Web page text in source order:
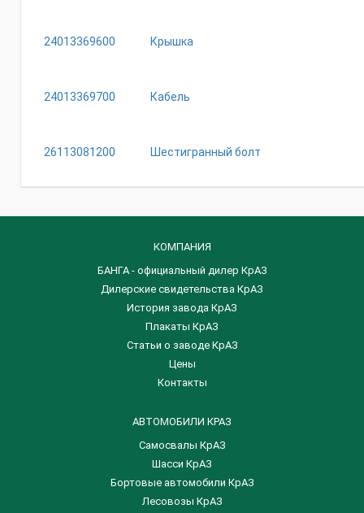
24013369600 Крышка
24013369700 Кабель
26113081200 Шестигранный болт
КОМПАНИЯ
БАНГА - официальный дилер КрАЗ
Дилерские свидетельства КрАЗ
История завода КрАЗ
Плакаты КрАЗ
Статьи о заводе КрАЗ
Цены
Контакты
АВТОМОБИЛИ КРАЗ
Самосвалы КрАЗ
Шасси КрАЗ
Бортовые автомобили КрАЗ
Лесовозы КрАЗ